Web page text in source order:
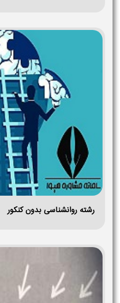
رشته روانشناسی بدون کنکور